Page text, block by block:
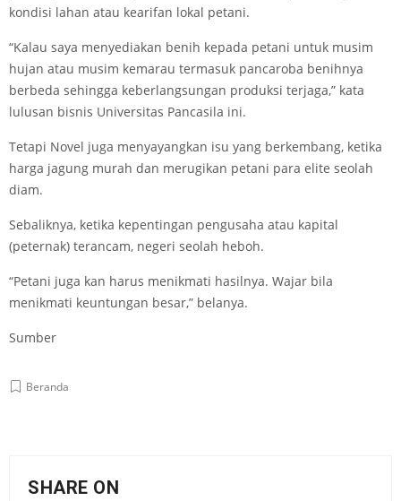
kondisi lahan atau kearifan lokal petani.
“Kalau saya menyediakan benih kepada petani untuk musim
hujan atau musim kemarau termasuk pancaroba benihnya
berbeda sehingga keberlangsungan produksi terjaga,” kata
lulusan bisnis Universitas Pancasila ini.
Tetapi Novel juga menyayangkan isu yang berkembang, ketika
harga jagung murah dan merugikan petani para elite seolah
diam.
Sebaliknya, ketika kepentingan pengusaha atau kapital
(peternak) terancam, negeri seolah heboh.
“Petani juga kan harus menikmati hasilnya. Wajar bila
menikmati keuntungan besar,” belanya.
Sumber
Beranda
SHARE ON